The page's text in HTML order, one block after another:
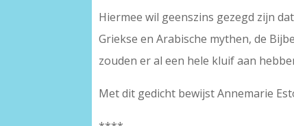
Hiermee wil geenszins gezegd zijn
Griekse en Arabische mythen, de
zouden er al een hele kluif aan
Met dit gedicht bewijst Annemarie